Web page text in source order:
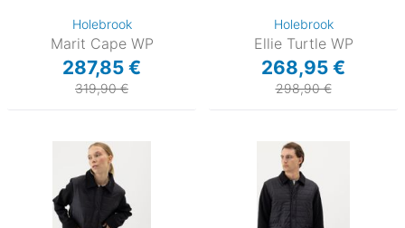
Holebrook
Marit Cape WP
287,85 €
319,90 €
Holebrook
Ellie Turtle WP
268,95 €
298,90 €